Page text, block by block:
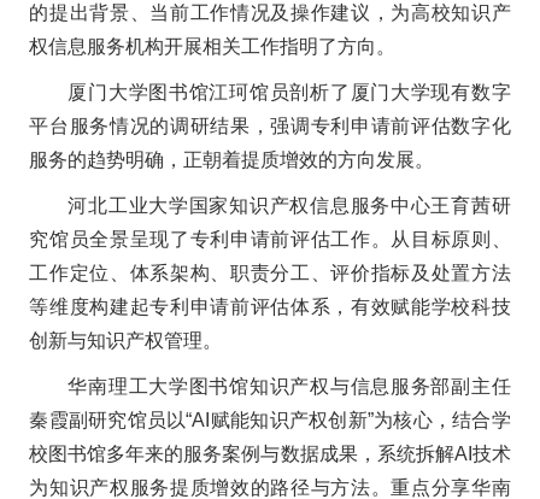
的提出背景、当前工作情况及操作建议，为高校知识产
权信息服务机构开展相关工作指明了方向。
厦门大学图书馆江珂馆员剖析了厦门大学现有数字
平台服务情况的调研结果，强调专利申请前评估数字化
服务的趋势明确，正朝着提质增效的方向发展。
河北工业大学国家知识产权信息服务中心王育茜研
究馆员全景呈现了专利申请前评估工作。从目标原则、
工作定位、体系架构、职责分工、评价指标及处置方法
等维度构建起专利申请前评估体系，有效赋能学校科技
创新与知识产权管理。
华南理工大学图书馆知识产权与信息服务部副主任
秦霞副研究馆员以“AI赋能知识产权创新”为核心，结合学
校图书馆多年来的服务案例与数据成果，系统拆解AI技术
为知识产权服务提质增效的路径与方法。重点分享华南